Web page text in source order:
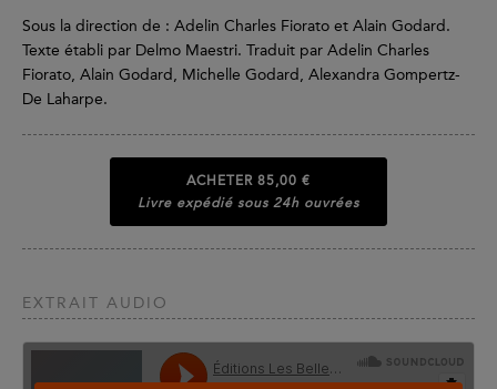
Sous la direction de : Adelin Charles Fiorato et Alain Godard.
Texte établi par Delmo Maestri. Traduit par Adelin Charles
Fiorato, Alain Godard, Michelle Godard, Alexandra Gompertz-
De Laharpe.
ACHETER 85,00 €
Livre expédié sous 24h ouvrées
EXTRAIT AUDIO